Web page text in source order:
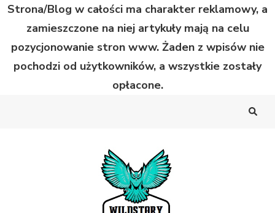
Strona/Blog w całości ma charakter reklamowy, a
zamieszczone na niej artykuły mają na celu
pozycjonowanie stron www. Żaden z wpisów nie
pochodzi od użytkowników, a wszystkie zostały
opłacone.